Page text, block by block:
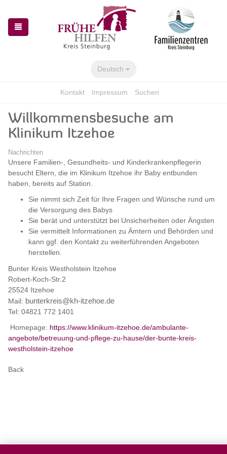
navigation
content
Deutsch
Kontakt Impressum Suchen
Willkommensbesuche am
Klinikum Itzehoe
Nachrichten
Unsere Familien-, Gesundheits- und Kinderkrankenpflegerin
besucht Eltern, die im Klinikum Itzehoe ihr Baby entbunden
haben, bereits auf Station.
Sie nimmt sich Zeit für Ihre Fragen und Wünsche rund um
die Versorgung des Babys
Sie berät und unterstützt bei Unsicherheiten oder Ängsten
Sie vermittelt Informationen zu Ämtern und Behörden und
kann ggf. den Kontakt zu weiterführenden Angeboten
herstellen.
Bunter Kreis Westholstein Itzehoe
Robert-Koch-Str.2
25524 Itzehoe
Mail: bunterkreis@kh-itzehoe.de
Tel: 04821 772 1401
Homepage: https://www.klinikum-itzehoe.de/ambulante-
angebote/betreuung-und-pflege-zu-hause/der-bunte-kreis-
westholstein-itzehoe
Back